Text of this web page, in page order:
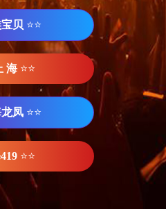
贝 ⭐⭐
海 ⭐⭐
龙凤 ⭐⭐
419 ⭐⭐